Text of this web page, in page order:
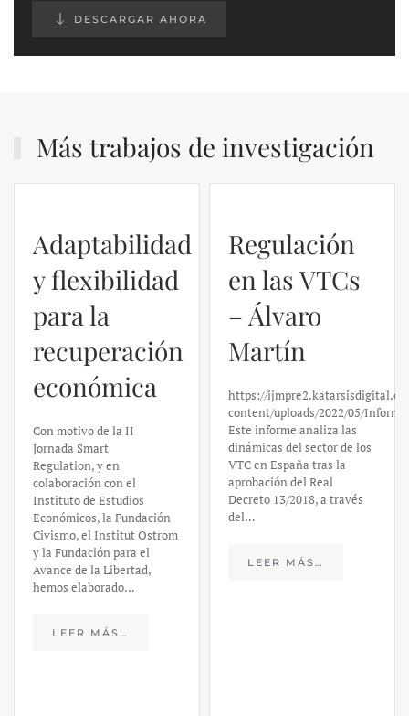
DESCARGAR AHORA
Más trabajos de investigación
Adaptabilidad
y flexibilidad
para la
recuperación
económica
Con motivo de la II
Jornada Smart
Regulation, y en
colaboración con el
Instituto de Estudios
Económicos, la Fundación
Civismo, el Institut Ostrom
y la Fundación para el
Avance de la Libertad,
hemos elaborado…
LEER MÁS…
Regulación
en las VTCs
– Álvaro
Martín
https://
content/uploads/2022/05/
Este informe analiza las
dinámicas del sector de los
VTC en España tras la
aprobación del Real
Decreto 13/2018, a través
del…
LEER MÁS…